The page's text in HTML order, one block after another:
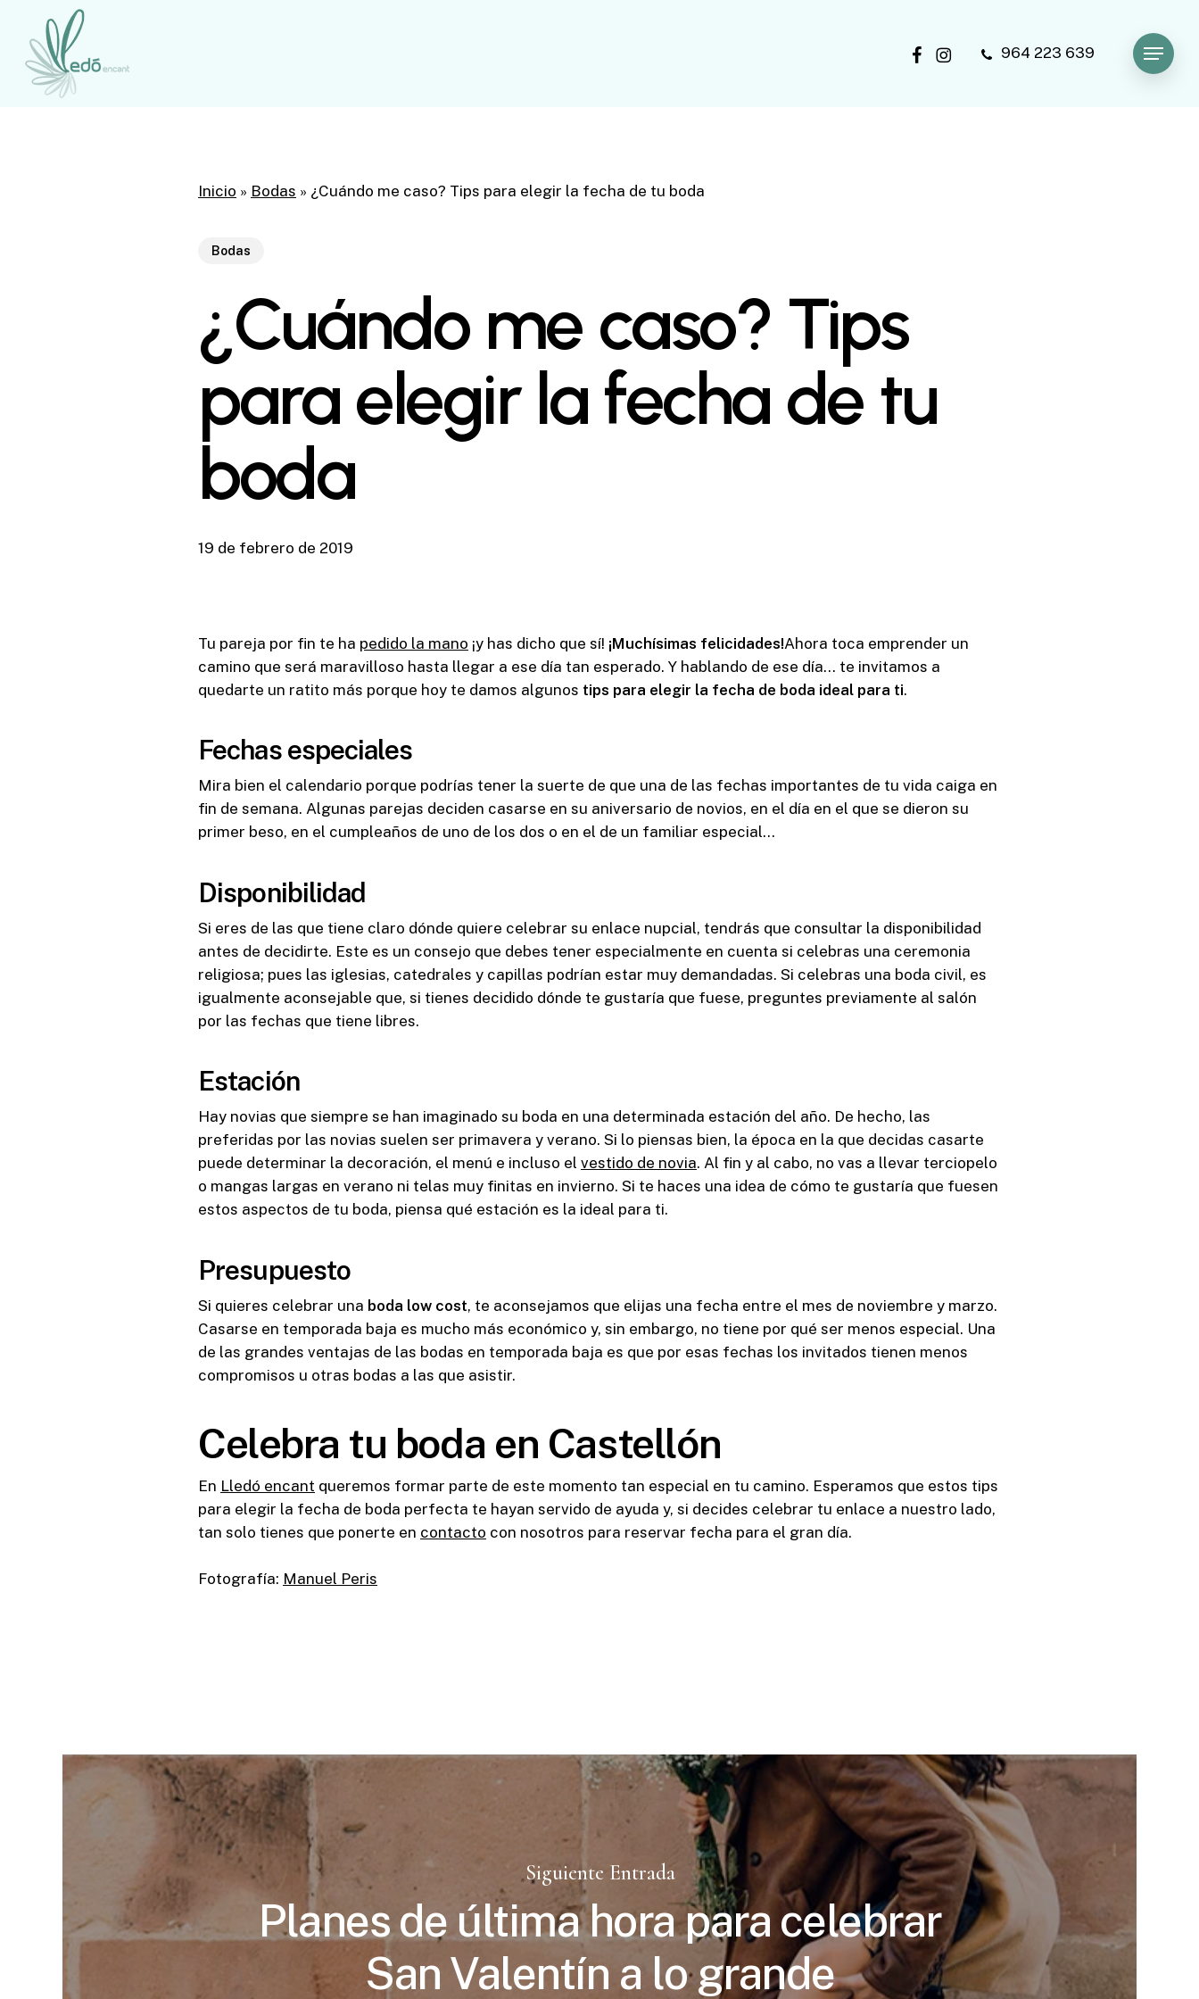
main
content
facebookinstagram 964 223 639 Menu
Inicio » Bodas » ¿Cuándo me caso? Tips para elegir la fecha de tu boda
Bodas
¿Cuándo me caso? Tips
para elegir la fecha de tu
boda
19 de febrero de 2019
Tu pareja por fin te ha pedido la mano ¡y has dicho que sí! ¡Muchísimas felicidades!Ahora toca emprender un
camino que será maravilloso hasta llegar a ese día tan esperado. Y hablando de ese día… te invitamos a
quedarte un ratito más porque hoy te damos algunos tips para elegir la fecha de boda ideal para ti.
Fechas especiales
Mira bien el calendario porque podrías tener la suerte de que una de las fechas importantes de tu vida caiga en
fin de semana. Algunas parejas deciden casarse en su aniversario de novios, en el día en el que se dieron su
primer beso, en el cumpleaños de uno de los dos o en el de un familiar especial…
Disponibilidad
Si eres de las que tiene claro dónde quiere celebrar su enlace nupcial, tendrás que consultar la disponibilidad
antes de decidirte. Este es un consejo que debes tener especialmente en cuenta si celebras una ceremonia
religiosa; pues las iglesias, catedrales y capillas podrían estar muy demandadas. Si celebras una boda civil, es
igualmente aconsejable que, si tienes decidido dónde te gustaría que fuese, preguntes previamente al salón
por las fechas que tiene libres.
Estación
Hay novias que siempre se han imaginado su boda en una determinada estación del año. De hecho, las
preferidas por las novias suelen ser primavera y verano. Si lo piensas bien, la época en la que decidas casarte
puede determinar la decoración, el menú e incluso el vestido de novia. Al fin y al cabo, no vas a llevar terciopelo
o mangas largas en verano ni telas muy finitas en invierno. Si te haces una idea de cómo te gustaría que fuesen
estos aspectos de tu boda, piensa qué estación es la ideal para ti.
Presupuesto
Si quieres celebrar una boda low cost, te aconsejamos que elijas una fecha entre el mes de noviembre y marzo.
Casarse en temporada baja es mucho más económico y, sin embargo, no tiene por qué ser menos especial. Una
de las grandes ventajas de las bodas en temporada baja es que por esas fechas los invitados tienen menos
compromisos u otras bodas a las que asistir.
Celebra tu boda en Castellón
En Lledó encant queremos formar parte de este momento tan especial en tu camino. Esperamos que estos tips
para elegir la fecha de boda perfecta te hayan servido de ayuda y, si decides celebrar tu enlace a nuestro lado,
tan solo tienes que ponerte en contacto con nosotros para reservar fecha para el gran día.
Fotografía: Manuel Peris
Siguiente Entrada
Planes de última hora para celebrar
San Valentín a lo grande